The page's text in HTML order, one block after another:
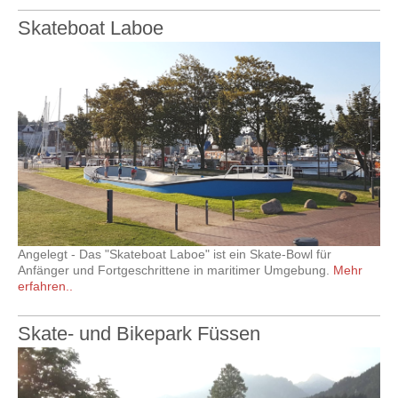
Skateboat Laboe
Angelegt - Das "Skateboat Laboe" ist ein Skate-Bowl für
Anfänger und Fortgeschrittene in maritimer Umgebung. Mehr
erfahren..
Skate- und Bikepark Füssen